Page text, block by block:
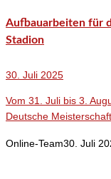
Aufbauarbeiten für
Stadion
30. Juli 2025
Vom 31. Juli bis 3.
Deutsche
Online-Team30. Juli